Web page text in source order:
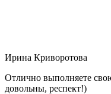
Ирина Криворотова
Отлично выполняете
довольны, респект!)